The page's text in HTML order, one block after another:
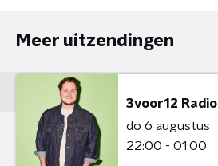
Meer uitzendingen
3voor12 Radio
do 6 augustus
22:00 - 01:00